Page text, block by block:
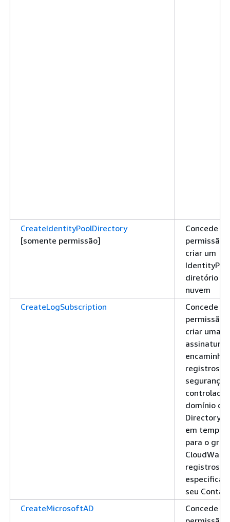
CreateIdentityPoolDirectory
[somente permissão]
Concede
permissão
criar um
diretório na
nuvem
CreateLogSubscription
Concede
permissão
criar uma
assinatura
encaminhar
registros
segurança
domínio do
Directory
em tempo
para o
registros
seu Conta
CreateMicrosoftAD
Concede